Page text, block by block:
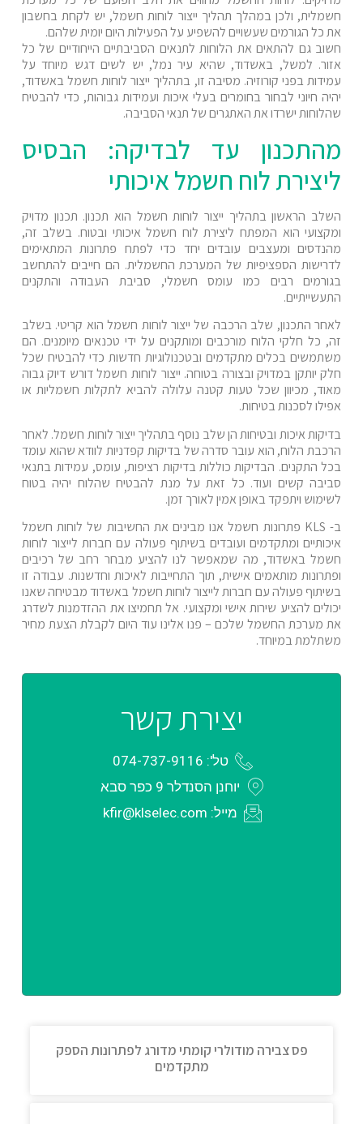
חשמלית, ולכן במהלך תהליך ייצור לוחות חשמל, יש לקחת בחשבון
את כל הגורמים שעשויים להשפיע על הפעילות היום יומית שלהם.
חשוב גם להתאים את הלוחות לתנאים הסביבתיים הייחודיים של כל
אזור. למשל, באשדוד, שהיא עיר נמל, יש לשים דגש מיוחד על
עמידות בפני קורוזיה. מסיבה זו, בתהליך ייצור לוחות חשמל באשדוד,
יהיה חיוני לבחור בחומרים בעלי איכות ועמידות גבוהות, כדי להבטיח
שהלוחות ישרדו את האתגרים של תנאי הסביבה.
מהתכנון עד לבדיקה: הבסיס
ליצירת לוח חשמל איכותי
השלב הראשון בתהליך ייצור לוחות חשמל הוא תכנון. תכנון מדויק
ומקצועי הוא המפתח ליצירת לוח חשמל איכותי ובטוח. בשלב זה,
מהנדסים ומעצבים עובדים יחד כדי לפתח פתרונות המתאימים
לדרישות הספציפיות של המערכת החשמלית. הם חייבים להתחשב
בגורמים רבים כמו עומס חשמלי, סביבת העבודה והתקנים
התעשייתיים.
לאחר התכנון, שלב הרכבה של ייצור לוחות חשמל הוא קריטי. בשלב
זה, כל חלקי הלוח מורכבים ומותקנים על ידי טכנאים מיומנים. הם
משתמשים בכלים מתקדמים ובטכנולוגיות חדשות כדי להבטיח שכל
חלק יותקן במדויק ובצורה בטוחה. ייצור לוחות חשמל דורש דיוק גבוה
מאוד, מכיוון שכל טעות קטנה עלולה להביא לתקלות חשמליות או
אפילו לסכנות בטיחות.
בדיקות איכות ובטיחות הן שלב נוסף בתהליך ייצור לוחות חשמל. לאחר
הרכבת הלוח, הוא עובר סדרה של בדיקות קפדניות לוודא שהוא עומד
בכל התקנים. הבדיקות כוללות בדיקות רציפות, עומס, עמידות בתנאי
סביבה קשים ועוד. כל זאת על מנת להבטיח שהלוח יהיה בטוח
לשימוש ויתפקד באופן אמין לאורך זמן.
ב- KLS פתרונות חשמל אנו מבינים את החשיבות של לוחות חשמל
איכותיים ומתקדמים ועובדים בשיתוף פעולה עם חברות לייצור לוחות
חשמל באשדוד, מה שמאפשר לנו להציע מבחר רחב של רכיבים
ופתרונות מותאמים אישית, תוך התחייבות לאיכות וחדשנות. עבודה זו
בשיתוף פעולה עם חברות לייצור לוחות חשמל באשדוד מבטיחה שאנו
יכולים להציע שירות אישי ומקצועי. אל תחמיצו את ההזדמנות לשדרג
את מערכת החשמל שלכם – פנו אלינו עוד היום לקבלת הצעת מחיר
משתלמת במיוחד.
יצירת קשר
טל': 074-737-9116
יוחנן הסנדלר 9 כפר סבא
מייל: kfir@klselec.com
פס צבירה מודולרי קומתי מדורג לפתרונות הספק
מתקדמים